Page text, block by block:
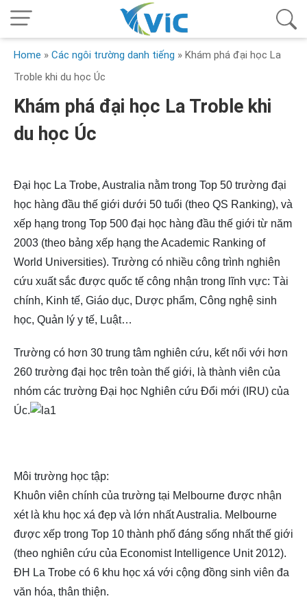
Home » Các ngôi trường danh tiếng » Khám phá đại học La
Troble khi du học Úc
Khám phá đại học La Troble khi
du học Úc
Đại học La Trobe, Australia nằm trong Top 50 trường đại
học hàng đầu thế giới dưới 50 tuổi (theo QS Ranking), và
xếp hạng trong Top 500 đại học hàng đầu thế giới từ năm
2003 (theo bảng xếp hạng the Academic Ranking of
World Universities). Trường có nhiều công trình nghiên
cứu xuất sắc được quốc tế công nhận trong lĩnh vực: Tài
chính, Kinh tế, Giáo dục, Dược phẩm, Công nghệ sinh
học, Quản lý y tế, Luật…
Trường có hơn 30 trung tâm nghiên cứu, kết nối với hơn
260 trường đại học trên toàn thế giới, là thành viên của
nhóm các trường Đại học Nghiên cứu Đổi mới (IRU) của
Úc.
Môi trường học tập:
Khuôn viên chính của trường tại Melbourne được nhận
xét là khu học xá đẹp và lớn nhất Australia. Melbourne
được xếp trong Top 10 thành phố đáng sống nhất thế giới
(theo nghiên cứu của Economist Intelligence Unit 2012).
ĐH La Trobe có 6 khu học xá với cộng đồng sinh viên đa
văn hóa, thân thiện.